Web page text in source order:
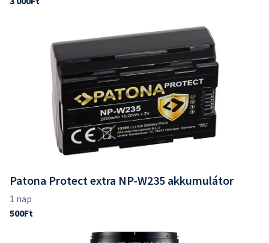
Patona Protect extra NP-W235 akkumulátor